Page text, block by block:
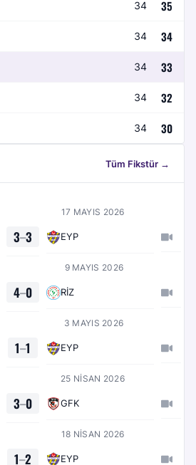
34
35
34
34
34
33
34
32
34 30
Tüm Fikstür →
17 MAYIS 2026
3–3 EYP
9 MAYIS 2026
4–0 RİZ
3 MAYIS 2026
1–1 EYP
25 NISAN 2026
3–0 GFK
18 NISAN 2026
1–2 EYP